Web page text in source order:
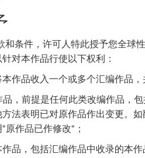
和条件，许可人特此授予您全球
对本作品行使以下权利：
作品收入一个或多个汇编作品
品，前提是任何此类改编作品，
法表明已对原作品作出变更。
原作品已作修改"；
品，包括汇编作品中收录的本作